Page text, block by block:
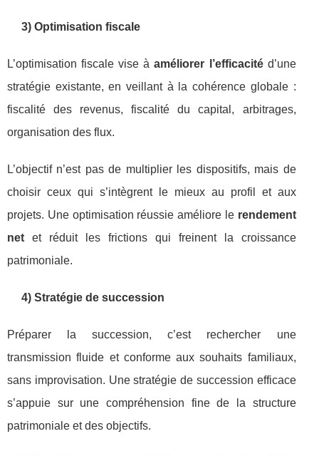
3) Optimisation fiscale
L’optimisation fiscale vise àaméliorer l’efficacitéd’une
stratégie existante, en veillant à la cohérence globale :
fiscalité des revenus, fiscalité du capital, arbitrages,
organisation des flux.
L’objectif n’est pas de multiplier les dispositifs, mais de
choisir ceux qui s’intègrent le mieux au profil et aux
projets. Une optimisation réussie améliore le rendement
net et réduit les frictions qui freinent la croissance
patrimoniale.
4) Stratégie de succession
Préparer la succession, c’est rechercher une
transmission fluide et conforme aux souhaits familiaux,
sans improvisation. Une stratégie de succession efficace
s’appuie sur une compréhension fine de la structure
patrimoniale et des objectifs.